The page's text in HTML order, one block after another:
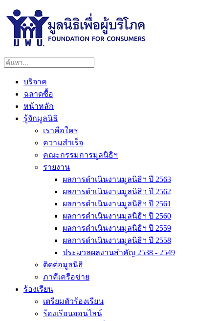
บริจาค
ฉลาดซื้อ
หน้าหลัก
รู้จักมูลนิธิ
เราคือใคร
ความสำเร็จ
คณะกรรมการมูลนิธิฯ
รายงาน
ผลการดำเนินงานมูลนิธิฯ ปี 2563
ผลการดำเนินงานมูลนิธิฯ ปี 2562
ผลการดำเนินงานมูลนิธิฯ ปี 2561
ผลการดำเนินงานมูลนิธิฯ ปี 2560
ผลการดำเนินงานมูลนิธิฯ ปี 2559
ผลการดำเนินงานมูลนิธิฯ ปี 2558
ประมวลผลงานสำคัญ 2538 - 2549
ติดต่อมูลนิธิ
ภาคีเครือข่าย
ร้องเรียน
เตรียมตัวร้องเรียน
ร้องเรียนออนไลน์